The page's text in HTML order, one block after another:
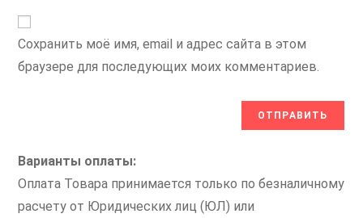
Сохранить моё имя, email и адрес сайта в этом
браузере для последующих моих комментариев.
Варианты оплаты:
Оплата Товара принимается только по безналичному
расчету от Юридических лиц (ЮЛ) или